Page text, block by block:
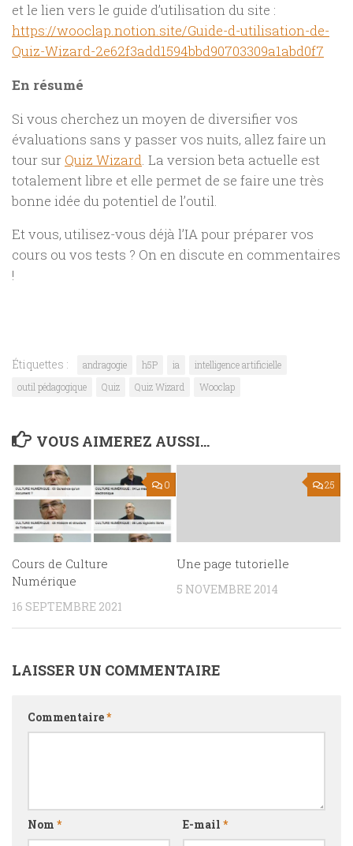
et le lien vers le guide d’utilisation du site :
https://wooclap.notion.site/Guide-d-utilisation-de-
Quiz-Wizard-2e62f3add1594bbd90703309a1abd0f7
En résumé
Si vous cherchez un moyen de diversifier vos
évaluations sans y passer vos nuits, allez faire un
tour sur Quiz Wizard . La version beta actuelle est
totalement libre et elle permet de se faire une très
bonne idée du potentiel de l’outil.
Et vous, utilisez-vous déjà l’IA pour préparer vos
cours ou vos tests ? On en discute en commentaires
!
Étiquettes : andragogie h5P ia
intelligence artificielle
outil pédagogique
Quiz Quiz Wizard Wooclap
VOUS AIMEREZ AUSSI...
0
Cours de Culture
Numérique
16 SEPTEMBRE 2021
25
Une page tutorielle
5 NOVEMBRE 2014
LAISSER UN COMMENTAIRE
Commentaire*
Nom * E-mail *